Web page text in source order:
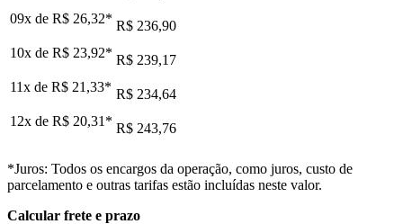
09x de R$ 26,32* R$ 236,90
10x de R$ 23,92* R$ 239,17
11x de R$ 21,33* R$ 234,64
12x de R$ 20,31 * R$ 243,76
*Juros: Todos os encargos da operação, como juros, custo de
parcelamento e outras tarifas estão incluídas neste valor.
Calcular frete e prazo